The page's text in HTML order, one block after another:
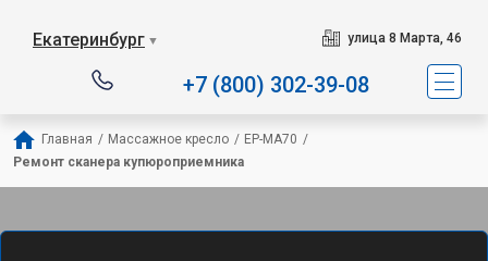
Екатеринбург ▼ улица 8 Марта, 46
+7 (800) 302-39-08
Главная / Массажное кресло / EP-MA70 /
Ремонт сканера купюроприемника